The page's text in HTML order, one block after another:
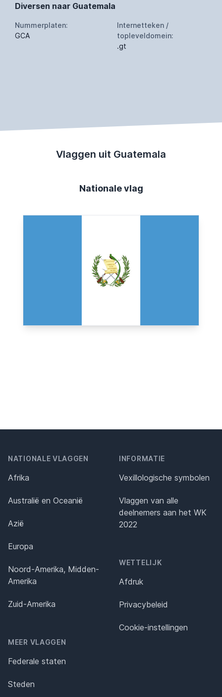
Diversen naar Guatemala
Nummerplaten:
GCA
Internetteken /
topleveldomein:
.gt
Vlaggen uit Guatemala
Nationale vlag
NATIONALE VLAGGEN
Afrika
Australië en Oceanië
Azië
Europa
Noord-Amerika, Midden-
Amerika
Zuid-Amerika
MEER VLAGGEN
Federale staten
Steden
INFORMATIE
Vexillologische symbolen
Vlaggen van alle
deelnemers aan het WK
2022
WETTELIJK
Afdruk
Privacybeleid
Cookie-instellingen